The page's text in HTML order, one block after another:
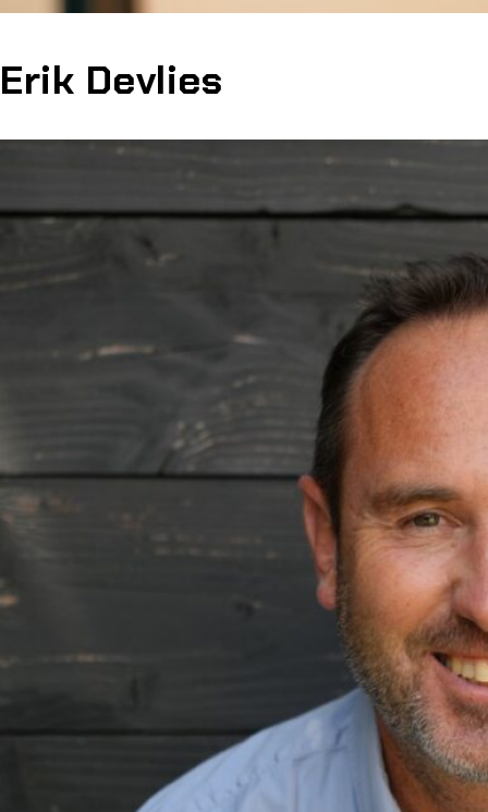
Erik Devlies